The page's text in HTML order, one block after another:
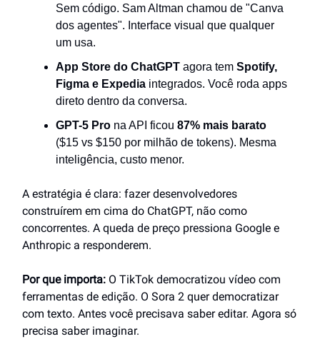
Sem código. Sam Altman chamou de "Canva
dos agentes". Interface visual que qualquer
um usa.
App Store do ChatGPT agora tem Spotify,
Figma e Expedia integrados. Você roda apps
direto dentro da conversa.
GPT-5 Pro na API ficou 87% mais barato
($15 vs $150 por milhão de tokens). Mesma
inteligência, custo menor.
A estratégia é clara: fazer desenvolvedores
construírem em cima do ChatGPT, não como
concorrentes. A queda de preço pressiona Google e
Anthropic a responderem.
Por que importa: O TikTok democratizou vídeo com
ferramentas de edição. O Sora 2 quer democratizar
com texto. Antes você precisava saber editar. Agora só
precisa saber imaginar.